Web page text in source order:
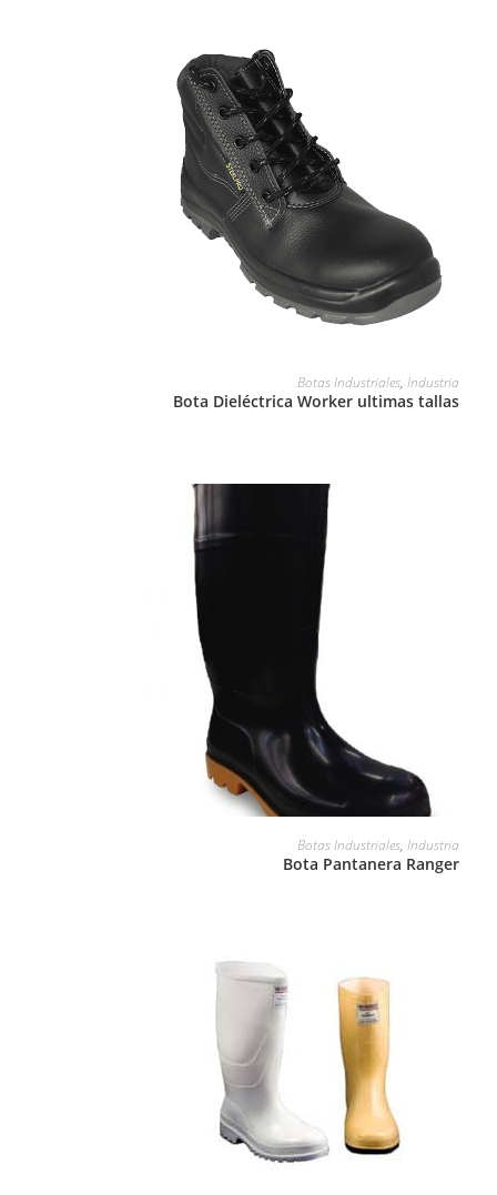
Botas Industriales,Industria
Bota Dieléctrica Worker ultimas tallas
Botas Industriales,Industria
Bota Pantanera Ranger